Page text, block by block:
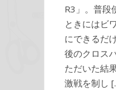
R3」。普段
ときにはビ
にできるだ
後のクロス
ただいた結
激戦を制し